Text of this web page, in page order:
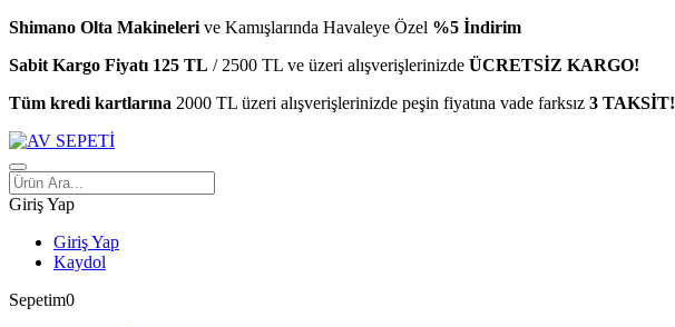
Shimano Olta Makineleri ve Kamışlarında Havaleye Özel %5 İndirim
Sabit Kargo Fiyatı 125 TL / 2500 TL ve üzeri alışverişlerinizde ÜCRETSİZ KARGO!
Tüm kredi kartlarına 2000 TL üzeri alışverişlerinizde peşin fiyatına vade farksız 3 TAKSİT!
Giriş Yap
Giriş Yap
Kaydol
Sepetim0